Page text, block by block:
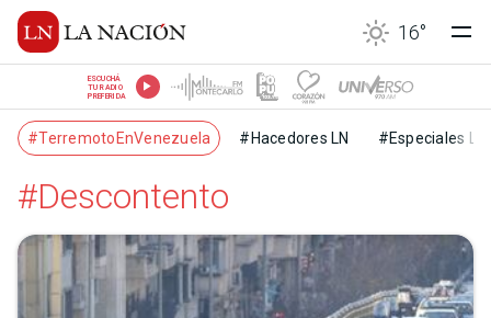
16°
ESCUCHÁ
TU RADIO
PREFERIDA
#TerremotoEnVenezuela #Hacedores LN #Especiales LN
#Descontento